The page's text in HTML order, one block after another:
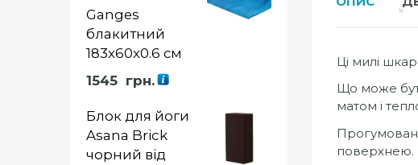
Ці милі
Що може
матом і
поверхнею.
Ganges
блакитний
183x60x0.6 см
1545 грн.
Блок для йоги
Asana Brick
чорний від